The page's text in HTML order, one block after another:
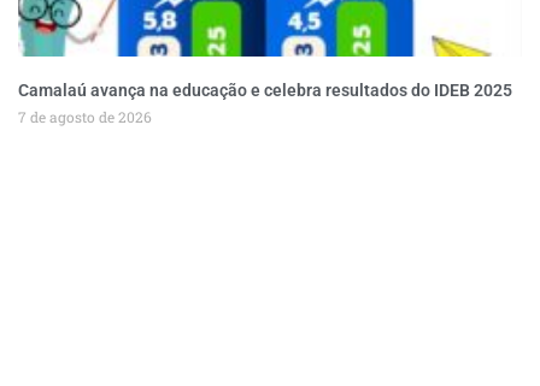
Camalaú avança na educação e celebra resultados do IDEB 2025
7 de agosto de 2026